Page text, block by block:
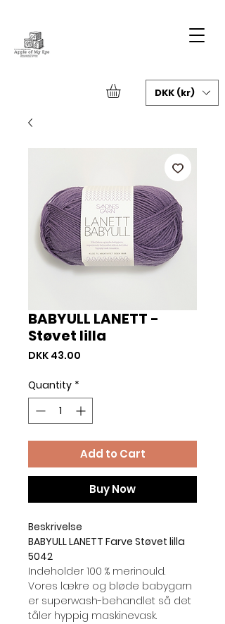
DKK (kr)
BABYULL LANETT -
Støvet lilla
DKK 43.00
Quantity *
Add to Cart
Buy Now
Beskrivelse
BABYULL LANETT Farve Støvet lilla
5042
Indeholder 100 % merinould.
Vores lækre og bløde babygarn
er superwash-behandlet så det
tåler hyppig maskinevask.